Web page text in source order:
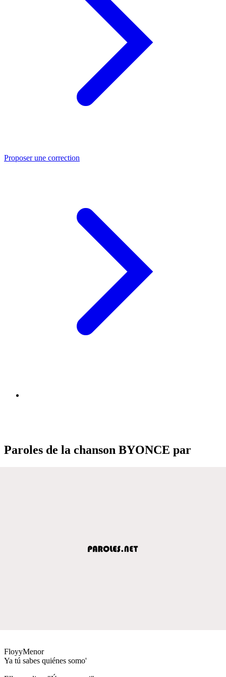
Proposer une correction
Paroles de la chanson BYONCE par
FloyyMenor
Ya tú sabes quiénes somo'